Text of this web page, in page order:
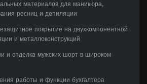
материалов для маникюра,
ресниц и депиляции
покрытие на двухкомпонентной
и металлоконструкций
и отделка мужских шорт в широком
работы и функции бухгалтера